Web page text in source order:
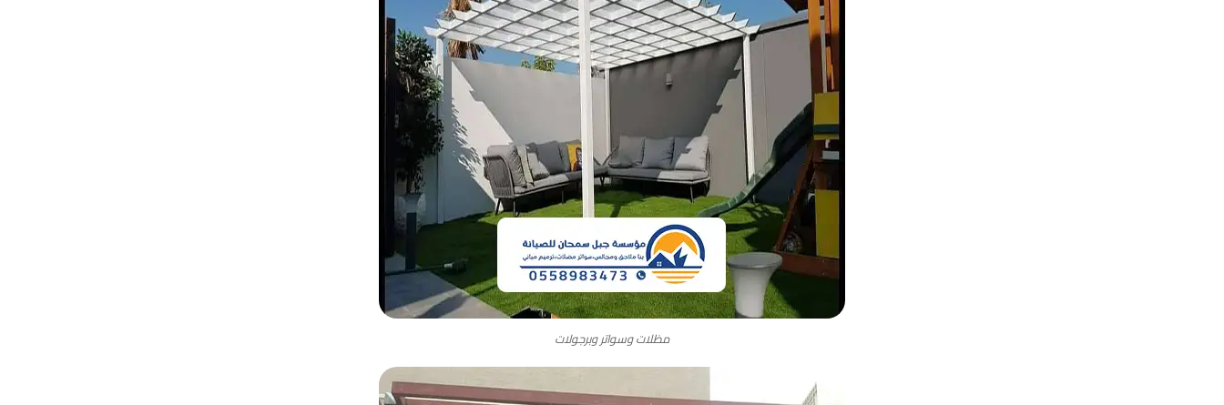
مظلات وسواتر وبرجولات